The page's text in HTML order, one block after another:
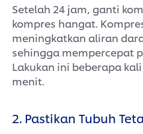
Setelah 24 jam, ganti
kompres hangat.
meningkatkan aliran
sehingga mempercepat
Lakukan ini beberapa
menit.
2. Pastikan Tubuh